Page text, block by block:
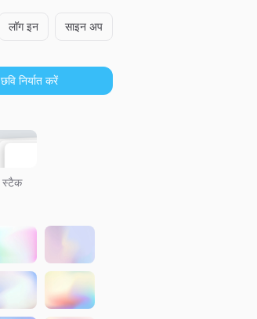
लॉग इन साइन अप
छवि निर्यात करें
स्टैक